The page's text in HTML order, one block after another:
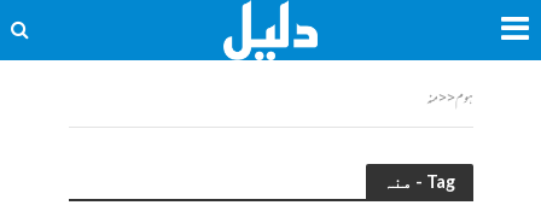
ہوم<<منہ
Tag - منہ